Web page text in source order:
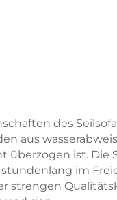
des
aus
überzogen ist. Die
im
strengen